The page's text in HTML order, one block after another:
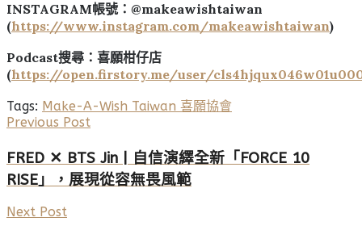
INSTAGRAM帳號： @makeawishtaiwan
(https://www.instagram.com/makeawishtaiwan)
Podcast搜尋：喜願柑仔店
(https://open.firstory.me/user/
Tags: Make-A-Wish Taiwan 喜願協會
Previous Post
FRED ✕ BTS Jin | 自信演繹全新「FORCE 10
RISE」，展現從容無畏風範
Next Post